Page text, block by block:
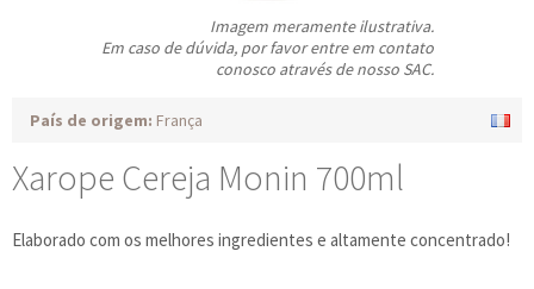
Imagem meramente ilustrativa.
Em caso de dúvida, por favor entre em contato
conosco através de nosso SAC.
País de origem: França
Xarope Cereja Monin 700ml
Elaborado com os melhores ingredientes e altamente concentrado!